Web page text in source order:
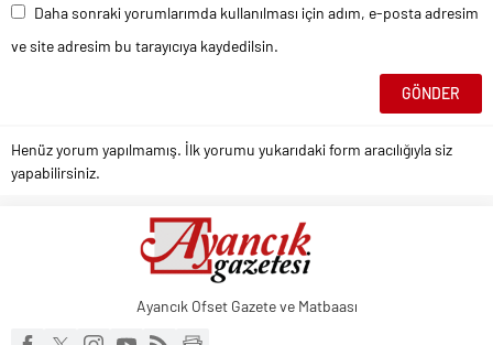
Daha sonraki yorumlarımda kullanılması için adım, e-posta adresim
ve site adresim bu tarayıcıya kaydedilsin.
Henüz yorum yapılmamış. İlk yorumu yukarıdaki form aracılığıyla siz
yapabilirsiniz.
Ayancık Ofset Gazete ve Matbaası